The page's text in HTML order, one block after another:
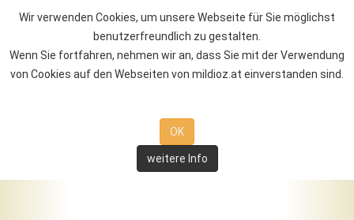
Wir verwenden Cookies, um unsere Webseite für Sie möglichst
benutzerfreundlich zu gestalten.
Wenn Sie fortfahren, nehmen wir an, dass Sie mit der Verwendung
von Cookies auf den Webseiten von mildioz.at einverstanden sind.
OK
weitere Info